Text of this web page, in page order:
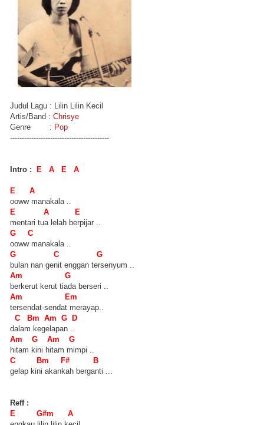
Judul Lagu : Lilin Lilin Kecil
Artis/Band : Chrisye
Genre : Pop
------------------------------------------
Intro : E A E A
E A
ooww manakala ..
E A E
mentari tua lelah berpijar ..
G C
ooww manakala ..
G C G
bulan nan genit enggan tersenyum ..
Am G
berkerut kerut tiada berseri ..
Am Em
tersendat-sendat merayap..
C Bm Am G D
dalam kegelapan ..
Am G Am G
hitam kini hitam mimpi ..
C Bm F# B
gelap kini akankah berganti ...
Reff :
E G#m A